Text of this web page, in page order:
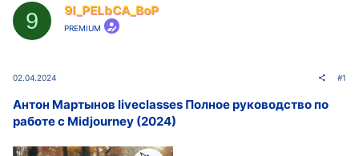
а
9 9I_PELbCA_BoP
PREMIUM
02.04.2024 #1
Антон Мартынов liveclasses Полное руководство по
работе с Midjourney (2024)